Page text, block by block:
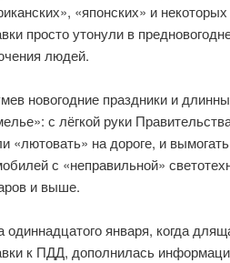
«японских» и
просто утонули в
людей.
новогодние праздники и
с лёгкой руки
«лютовать» на дороге, и
с «неправильной»
и выше.
одиннадцатого января, когда
к ПДД, дополнилась